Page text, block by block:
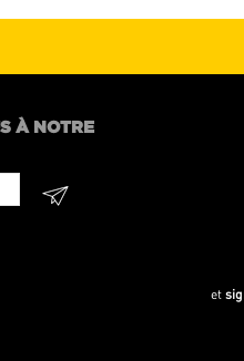
À NOTRE
et